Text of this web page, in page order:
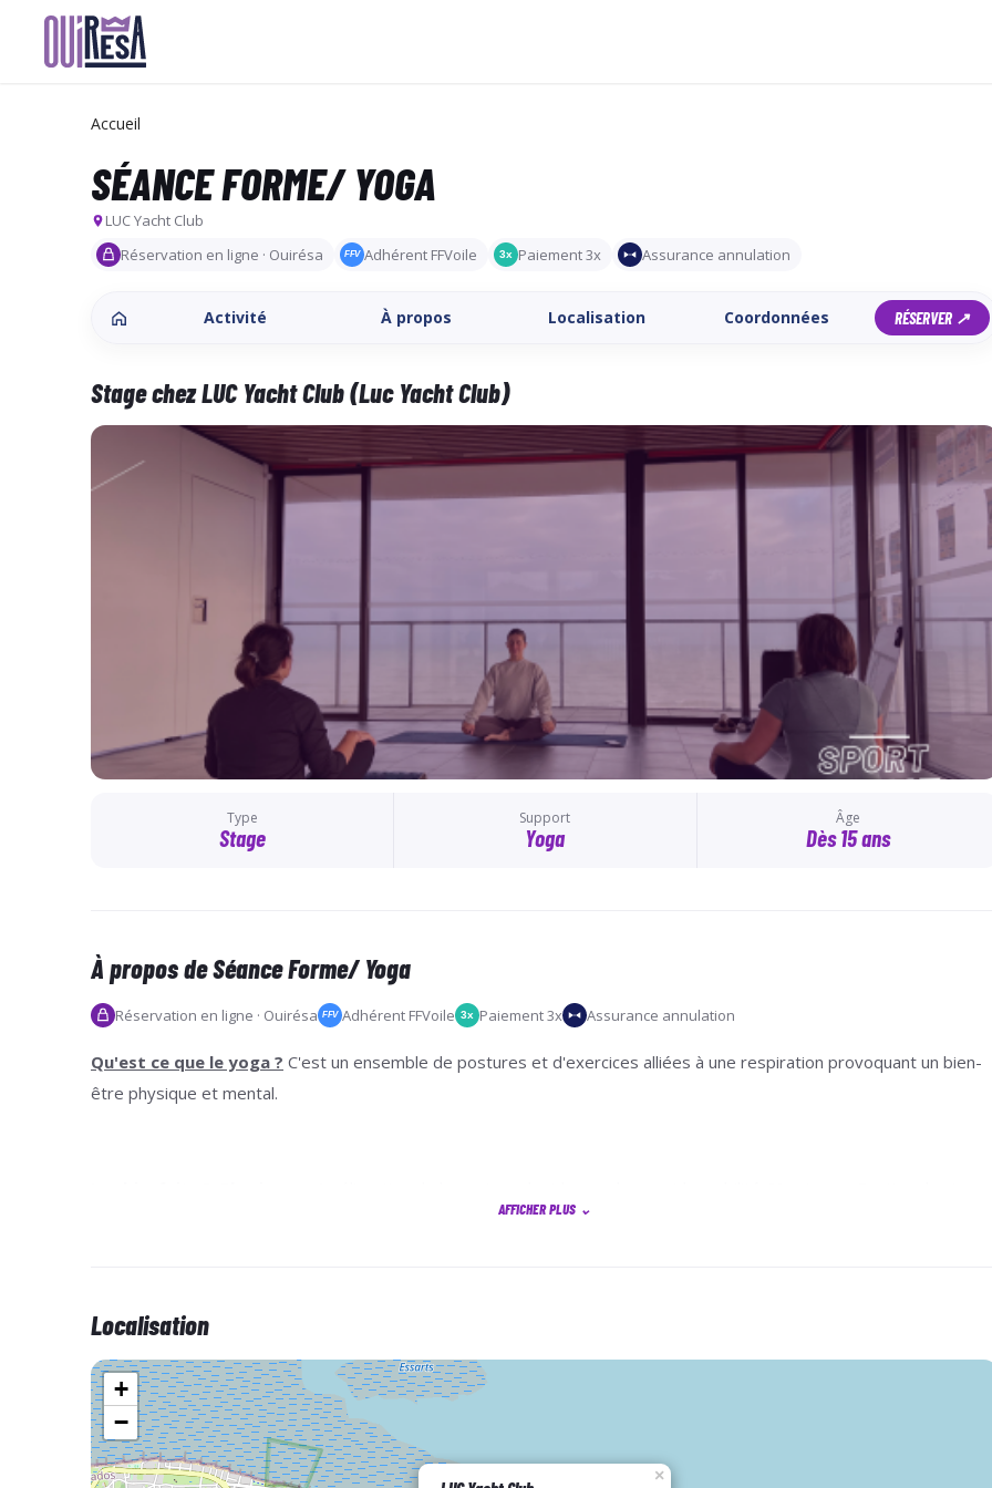
Accueil
SÉANCE FORME/ YOGA
LUC Yacht Club
Réservation en ligne · Ouirésa
FFV Adhérent FFVoile 3x Paiement 3x Assurance annulation
Activité À propos Localisation Coordonnées RÉSERVER ↗
Stage chez LUC Yacht Club (Luc Yacht Club)
Type
Stage
Support
Yoga
Âge
Dès 15 ans
À propos de Séance Forme/ Yoga
Réservation en ligne · Ouirésa FFV Adhérent FFVoile 3x Paiement 3x Assurance annulation
Qu'est ce que le yoga ? C'est un ensemble de postures et d'exercices alliées à une respiration provoquant un bien-
être physique et mental.
nombre.
N'oubliez pas devous équiperavec:
- Une serviette 🧖🏻‍♀️
AFFICHER PLUS ⌄
Localisation
×
+
−